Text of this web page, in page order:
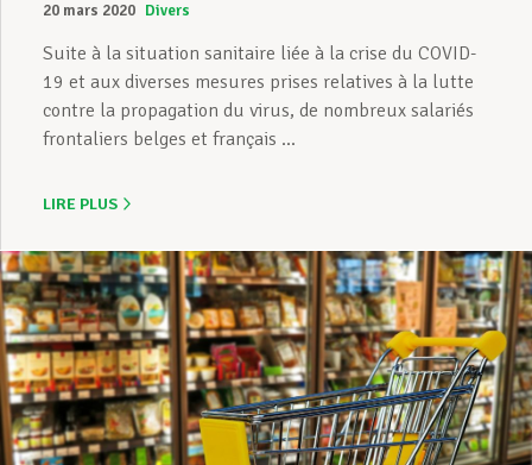
20 mars 2020 Divers
Suite à la situation sanitaire liée à la crise du COVID-
19 et aux diverses mesures prises relatives à la lutte
contre la propagation du virus, de nombreux salariés
frontaliers belges et français ...
LIRE PLUS